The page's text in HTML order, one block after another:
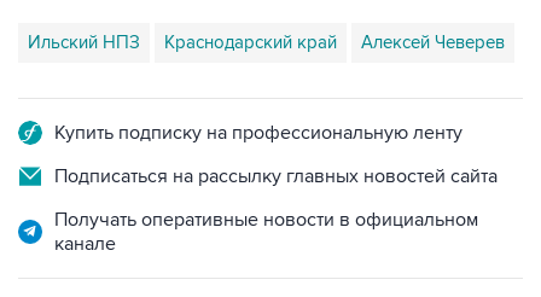
Ильский НПЗ Краснодарский край Алексей Чеверев
Купить подписку на профессиональную ленту
Подписаться на рассылку главных новостей сайта
Получать оперативные новости в официальном
канале